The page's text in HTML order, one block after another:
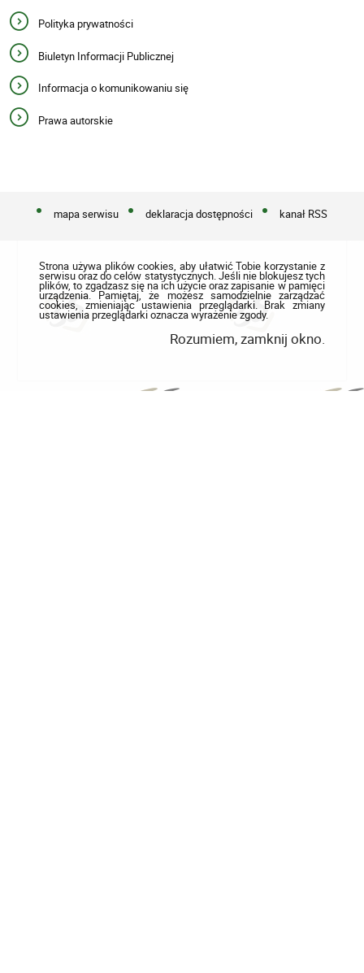
Polityka prywatności
Biuletyn Informacji Publicznej
Informacja o komunikowaniu się
Prawa autorskie
mapa serwisu deklaracja dostępności kanał RSS
Strona używa plików cookies, aby ułatwić Tobie korzystanie z
serwisu oraz do celów statystycznych. Jeśli nie blokujesz tych
plików, to zgadzasz się na ich użycie oraz zapisanie w pamięci
urządzenia. Pamiętaj, że możesz samodzielnie zarządzać
cookies, zmieniając ustawienia przeglądarki. Brak zmiany
ustawienia przeglądarki oznacza wyrażenie zgody.
Rozumiem, zamknij okno.